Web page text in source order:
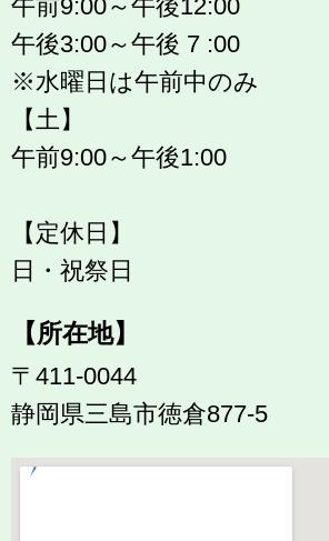
午前9:00～午後12:00
午後3:00～午後 7 :00
※水曜日は午前中のみ
【土】
午前9:00～午後1:00
【定休日】
日・祝祭日
【所在地】
〒411-0044
静岡県三島市徳倉877-5